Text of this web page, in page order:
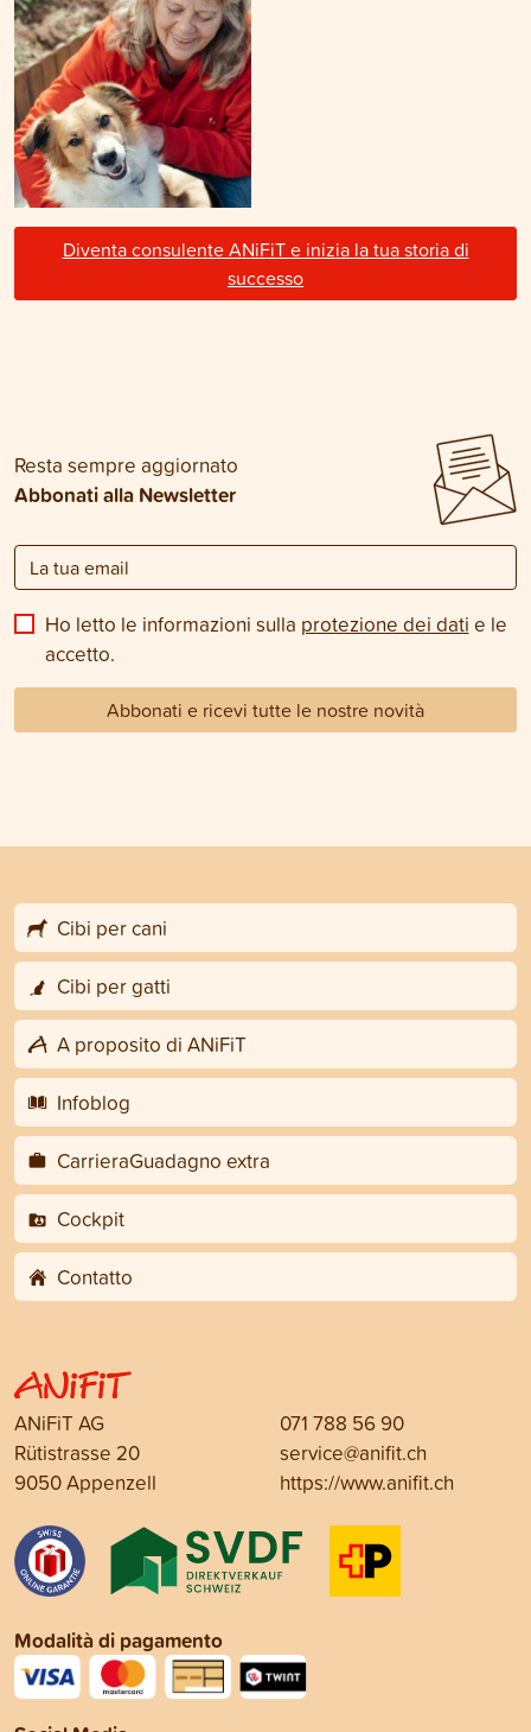
Diventa consulente ANiFiT e inizia la tua storia di
successo
Resta sempre aggiornato
Abbonati alla Newsletter
Ho letto le informazioni sulla protezione dei dati e le
accetto.
Abbonati e ricevi tutte le nostre novità
Cibi per cani
Cibi per gatti
A proposito di ANiFiT
Infoblog
CarrieraGuadagno extra
Cockpit
Contatto
ANiFiT AG
Rütistrasse 20
9050 Appenzell
071 788 56 90
service@anifit.ch
https://www.anifit.ch
Modalità di pagamento